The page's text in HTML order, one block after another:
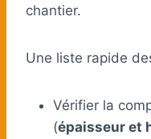
chantier.
Une liste rapide
Vérifier la
(épaisseur et